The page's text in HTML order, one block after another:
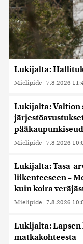
Lukijalta:
Mielipide | 7.8.2026
Lukijalta: Valtion
Mielipide | 7.8.2026
Lukijalta: Tasa-
liikenteeseen –
kuin koira
Mielipide | 7.8.2026
Lukijalta: Lapsen
matkakohteesta